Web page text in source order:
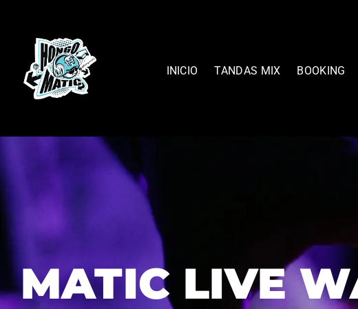
INICIO TANDAS MIX BOOKING
MATIC LIVE